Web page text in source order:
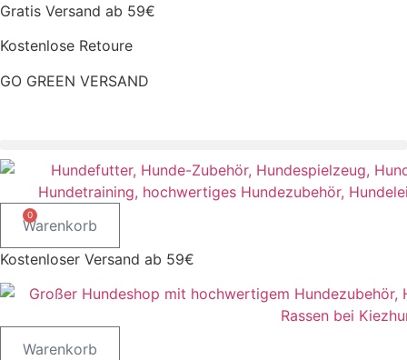
Zum
springen
Gratis Versand ab 59€
Kostenlose Retoure
GO GREEN VERSAND
0
Warenkorb
Kostenloser Versand ab 59€
Warenkorb